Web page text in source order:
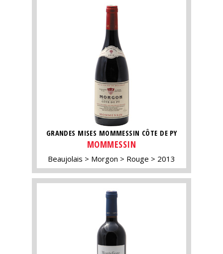
GRANDES MISES MOMMESSIN CÔTE DE PY
MOMMESSIN
Beaujolais Morgon Rouge 2013